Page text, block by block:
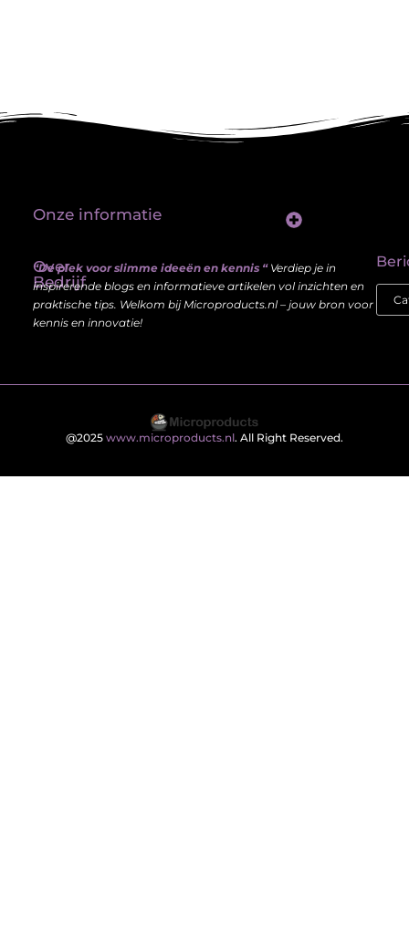
Over
Bedrijf
“De plek voor slimme ideeën en kennis “Verdiep je in
inspirerende blogs en informatieve artikelen vol inzichten en
praktische tips. Welkom bij Microproducts.nl – jouw bron voor
kennis en innovatie!
Onze informatie
@2025 www.microproducts.nl. All Right Reserved.